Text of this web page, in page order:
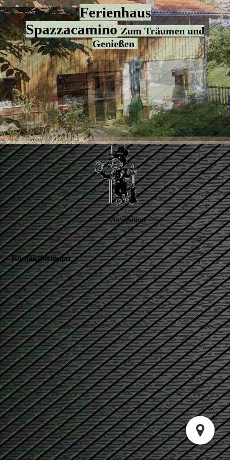
Ferienhaus
Spazzacamino Zum Träumen und
Genießen
Navigation
Kontaktformular